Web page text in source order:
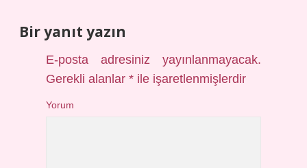
Bir yanıt yazın
E-posta adresiniz yayınlanmayacak.
Gerekli alanlar* ile işaretlenmişlerdir
Yorum